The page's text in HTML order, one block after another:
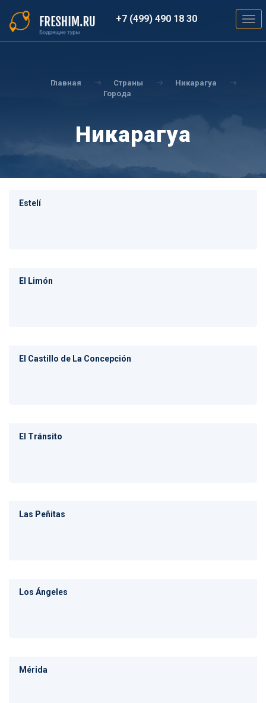
основному
содержанию
+7 (499) 490 18 30
Главная Страны
Никарагуа
Города
Никарагуа
Estelí
El Limón
El Castillo de La Concepción
El Tránsito
Las Peñitas
Los Ángeles
Mérida